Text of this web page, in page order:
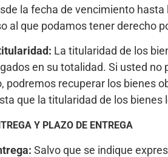
la fecha de vencimiento
al que podamos tener derecho
La titularidad de los
en su totalidad. Si usted
podremos recuperar los bienes
que la titularidad de los bienes
Y PLAZO DE ENTREGA
Salvo que se indique